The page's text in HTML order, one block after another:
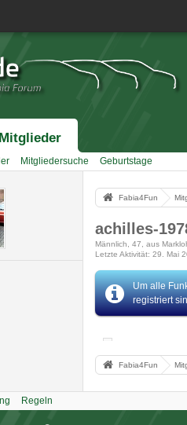
Mitglieder
Mitgliedersuche Geburtstage
Fabia4Fun
achilles-
Männlich 47
aus
Letzte Aktivität 29. Mai
Um alle
registriert
Fabia4Fun
Regeln